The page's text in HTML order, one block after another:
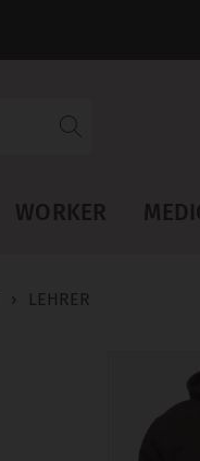
WORKER
› LEHRER